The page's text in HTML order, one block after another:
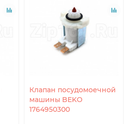
Клапан посудомоечной
машины BEKO
1764950300